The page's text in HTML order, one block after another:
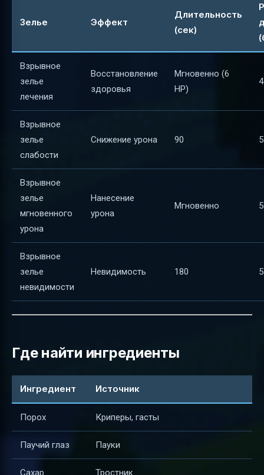
Зелье Эффект
Длительность
(сек)
Взрывное
зелье
лечения
Восстановление
здоровья
Мгновенно (6
HP)
4
Взрывное
зелье
слабости
Снижение урона 90 5
Взрывное
зелье
мгновенного
урона
Нанесение
урона
Мгновенно 5
Взрывное
зелье
невидимости
Невидимость 180 5
Где найти ингредиенты
Ингредиент Источник
Порох Криперы, гасты
Паучий глаз Пауки
Сахар Тростник